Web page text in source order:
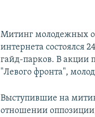
Митинг молодежных
интернета состоялся
гайд-парков. В акции
"Левого фронта",
Выступившие на
отношении